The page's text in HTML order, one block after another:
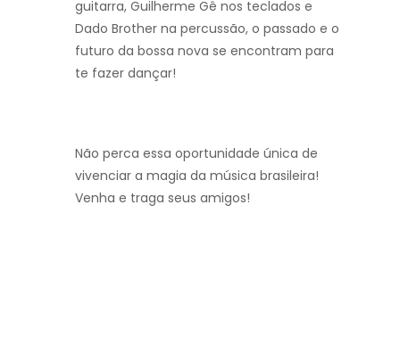
guitarra, Guilherme Gê nos teclados e
Dado Brother na percussão, o passado e o
futuro da bossa nova se encontram para
te fazer dançar!
Não perca essa oportunidade única de
vivenciar a magia da música brasileira!
Venha e traga seus amigos!